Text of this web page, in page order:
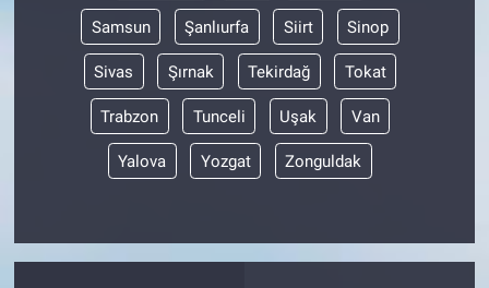
Samsun Şanlıurfa Siirt Sinop
Sivas Şırnak Tekirdağ Tokat
Trabzon Tunceli Uşak Van
Yalova Yozgat Zonguldak